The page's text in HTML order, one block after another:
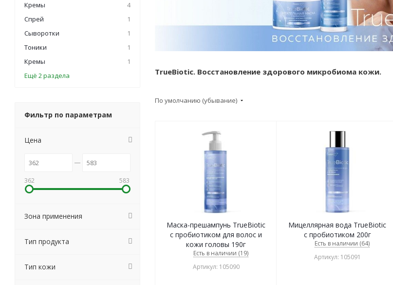
TrueBiotic. Восстановление здорового микробиома кожи.
По умолчанию (убывание)
Маска-прешампунь TrueBiotic
с пробиотиком для волос и
кожи головы 190г
Есть в наличии (19)
Артикул: 105090
Мицеллярная вода TrueBiotic
с пробиотиком 200г
Есть в наличии (64)
Артикул: 105091
Кремы
4
Спрей
1
Сыворотки
1
Тоники
1
Кремы
1
Ещё 2 раздела
Фильтр по параметрам
Цена
362 583
Зона применения
Тип продукта
Тип кожи